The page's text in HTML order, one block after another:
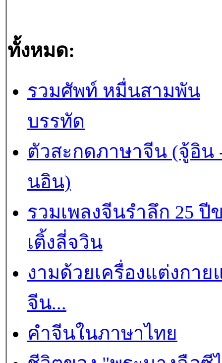
ทั้งหมด:
รวมศัพท์ หมื่นสามพัน
บรรทัด
ตัวสะกดภาษาจีน (จู้อิน
นอิน)
รวมเพลงจีนรำลึก 25 ปี
เติ้งลี่จวิน
งามด้วยเครื่องแต่งกาย
จีน...
คำจีนในภาษาไทย